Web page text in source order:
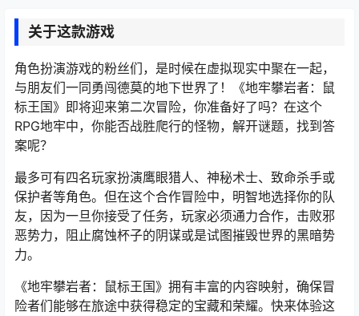
关于这款游戏
角色扮演游戏的粉丝们，是时候在虚拟现实中聚在一起，
与朋友们一同勇闯德莫的地下世界了！《地牢攀岩者：鼠
标王国》即将迎来第二次冒险，你准备好了吗？在这个
RPG地牢中，你能否战胜爬行的怪物，解开谜题，找到答
案呢？
最多可有四名玩家扮演鹰眼猎人、神秘术士、致命杀手或
保护者等角色。但在这个合作冒险中，明智地选择你的队
友，因为一旦你接受了任务，玩家必须通力合作，击败邪
恶势力，阻止腐蚀杯子的阴谋或是试图摧毁世界的黑暗势
力。
《地牢攀岩者：鼠标王国》拥有丰富的内容映射，确保冒
险者们能够在旅途中获得稳定的宝藏和荣耀。快来体验这